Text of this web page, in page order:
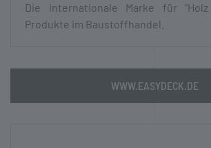
Die inter­nationale Marke für
Produkte im Bau­stoff­handel.
WWW.EASYDECK.DE